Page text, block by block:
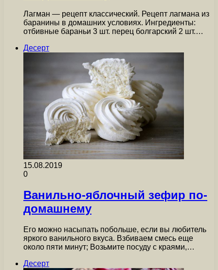
Лагман — рецепт классический. Рецепт лагмана из
баранины в домашних условиях. Ингредиенты:
отбивные бараньи 3 шт. перец болгарский 2 шт.…
Десерт
15.08.2019
0
Ванильно-яблочный зефир по-
домашнему
Его можно насыпать побольше, если вы любитель
яркого ванильного вкуса. Взбиваем смесь еще
около пяти минут; Возьмите посуду с краями,…
Десерт